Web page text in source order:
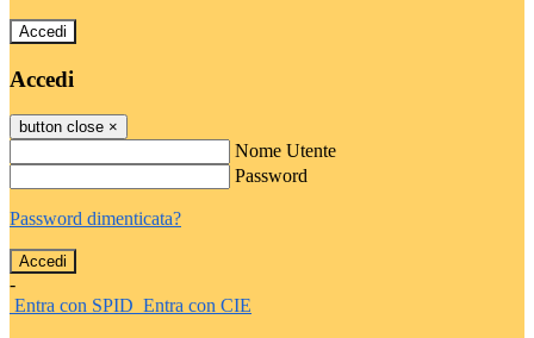
Accedi
Accedi
button close ×
Nome Utente
Password
Password dimenticata?
-
Entra con SPID Entra con CIE